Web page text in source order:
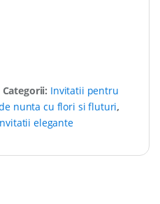
Categorii: Invitatii pentru
nunta cu flori si fluturi,
elegante